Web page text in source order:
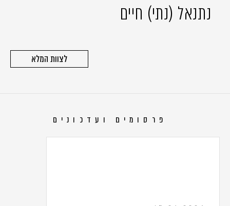
נתנאל (נתי) חיים
לצוות המלא
פרסומים ועדכונים